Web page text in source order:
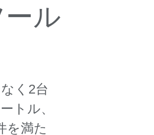
ル
く2台
トル、
を満た